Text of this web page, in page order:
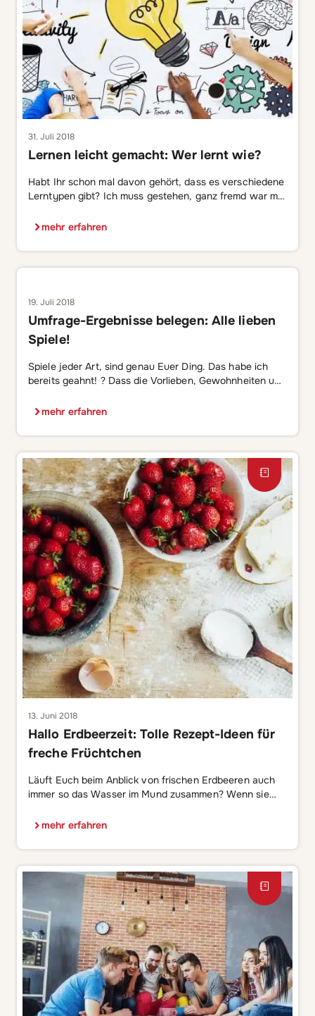
31. Juli 2018
Lernen leicht gemacht: Wer lernt wie?
Habt Ihr schon mal davon gehört, dass es verschiedene
Lerntypen gibt? Ich muss gestehen, ganz fremd war mir
noch dazu einem Mädchen und einem Jungen, bemerkt
seine Art entwickelt und somit auch unterschiedlich
lernt. Auf welcher […]
mehr erfahren
19. Juli 2018
Umfrage-Ergebnisse belegen: Alle lieben
Spiele!
Spiele jeder Art, sind genau Euer Ding. Das habe ich
bereits geahnt! ? Dass die Vorlieben, Gewohnheiten und
spannend sind, hat jedoch selbst mich bei der
überrascht. Seit März dieses Jahres führen wir bei ASS
Altenburger monatlich auf unserer Facebook-Seite […]
mehr erfahren
13. Juni 2018
Hallo Erdbeerzeit: Tolle Rezept-Ideen für
freche Früchtchen
Läuft Euch beim Anblick von frischen Erdbeeren auch
immer so das Wasser im Mund zusammen? Wenn sie
Mit dem Start der Saison für die heimische Erdbeerzeit
liebsten pflücken wir unsere Früchte dann direkt selbst
auf dem Feld. […]
mehr erfahren